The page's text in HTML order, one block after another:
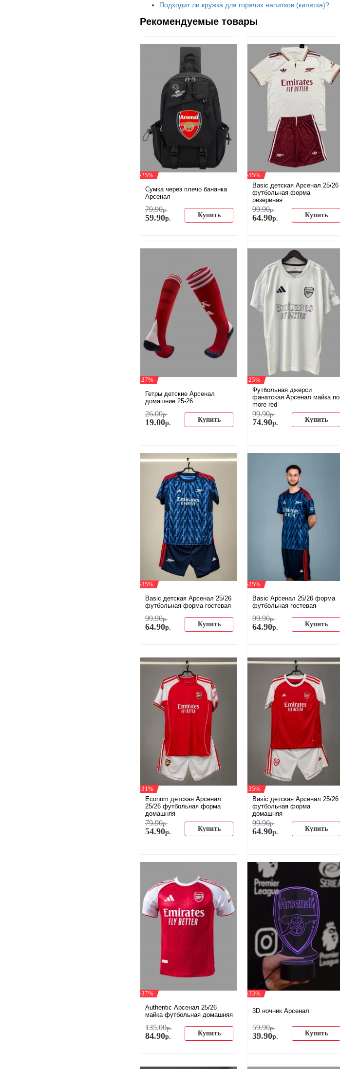
Подходит ли кружка для горячих напитков (кипятка)?
Рекомендуемые товары
-25%
Сумка через плечо бананка
Арсенал
79.90р.
59.90р. Купить
-35%
Basic детская Арсенал 25/26
футбольная форма
резервная
99.90р.
64.90р. Купить
-27%
Гетры детские Арсенал
домашние 25-26
26.00р.
19.00р. Купить
-25%
Футбольная джерси
фанатская Арсенал майка no
more red
99.90р.
74.90р. Купить
-35%
Basic детская Арсенал 25/26
футбольная форма гостевая
99.90р.
64.90р. Купить
-35%
Basic Арсенал 25/26 форма
футбольная гостевая
99.90р.
64.90р. Купить
-31%
Econom детская Арсенал
25/26 футбольная форма
домашняя
79.90р.
54.90р. Купить
-35%
Basic детская Арсенал 25/26
футбольная форма
домашняя
99.90р.
64.90р. Купить
-37%
Authentic Арсенал 25/26
майка футбольная домашняя
135.00р.
84.90р. Купить
-33%
3D ночник Арсенал
59.90р.
39.90р. Купить